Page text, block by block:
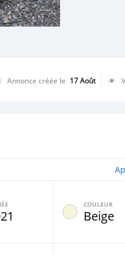
Annonce créée le 17 Août
COULEUR
Beige